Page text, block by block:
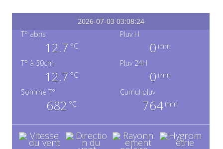
2026-07-03 03:08:24
T° abris
12.7 °C
T° à 30cm
12.7 °C
Somme T°
682 °C
Pluv H
0 mm
Pluv 24H
0 mm
Cumul pluv
764 mm